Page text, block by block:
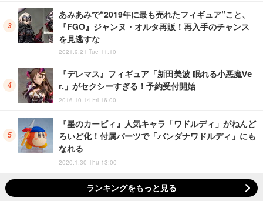
あみあみで“2019年に最も売れたフィギュア”こと、
『FGO』ジャンヌ・オルタ再販！再入手のチャンス
を見逃すな
2021.9.21 Tue 11:10
『デレマス』フィギュア「新田美波 眠れる小悪魔Ve
r.」がセクシーすぎる！予約受付開始
2016.10.14 Fri 16:00
『星のカービィ』人気キャラ「ワドルディ」がねんど
ろいど化！付属パーツで「バンダナワドルディ」にも
なれる
2020.1.30 Thu 13:00
ランキングをもっと見る